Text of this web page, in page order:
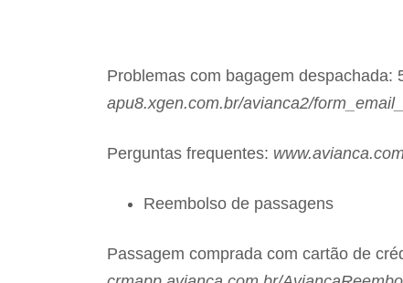
Problemas com bagagem despachada:
apu8.xgen.com.br/avianca2/
Perguntas frequentes:
Reembolso de passagens
Passagem comprada com cartão de